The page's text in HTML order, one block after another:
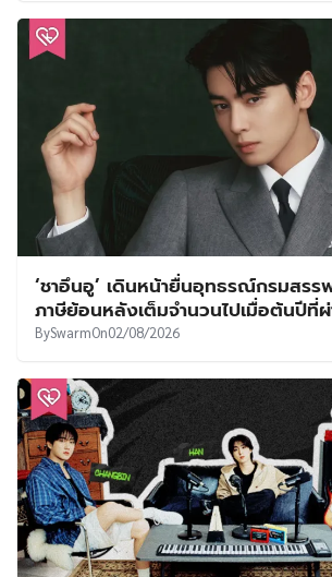
‘ชาอึนอู’ เดินหน้ายื่นอุทธรณ์กรมสรร
ภาษีย้อนหลังเต็มจำนวนไปเมื่อต้นปีที่
BySwarmOn02/08/2026